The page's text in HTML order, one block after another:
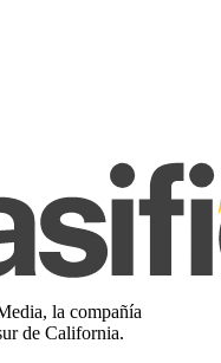
la compañía
de California.